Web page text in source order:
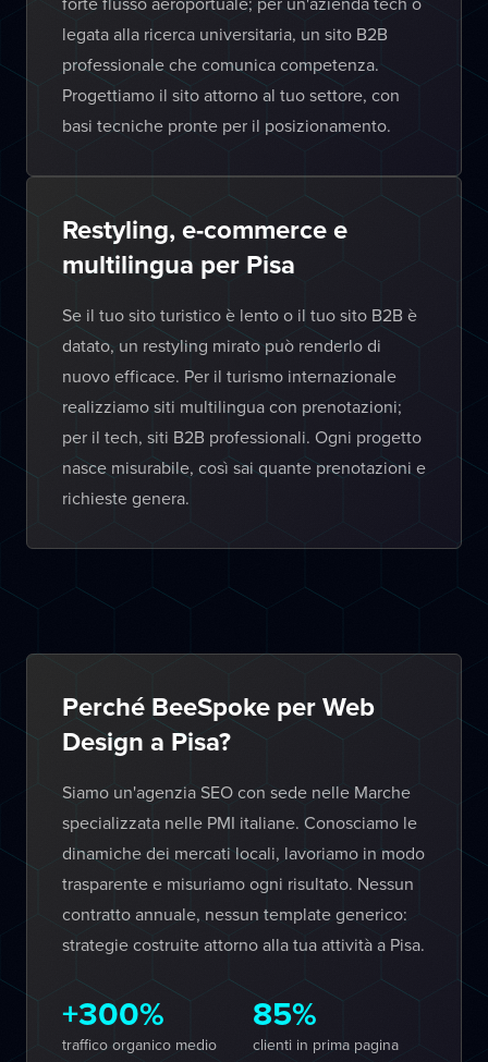
legata alla ricerca universitaria, un sito B2B
professionale che comunica competenza.
Progettiamo il sito attorno al tuo settore, con
basi tecniche pronte per il posizionamento.
Restyling, e-commerce e
multilingua per Pisa
Se il tuo sito turistico è lento o il tuo sito B2B è
datato, un restyling mirato può renderlo di
nuovo efficace. Per il turismo internazionale
realizziamo siti multilingua con prenotazioni;
per il tech, siti B2B professionali. Ogni progetto
nasce misurabile, così sai quante prenotazioni e
richieste genera.
Perché BeeSpoke per Web
Design a Pisa?
Siamo un'agenzia SEO con sede nelle Marche
specializzata nelle PMI italiane. Conosciamo le
dinamiche dei mercati locali, lavoriamo in modo
trasparente e misuriamo ogni risultato. Nessun
contratto annuale, nessun template generico:
strategie costruite attorno alla tua attività a Pisa.
+300%
traffico organico medio
85%
clienti in prima pagina